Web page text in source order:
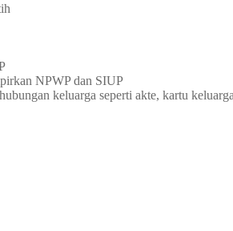
NPWP dan SIUP
keluarga seperti akte, kartu